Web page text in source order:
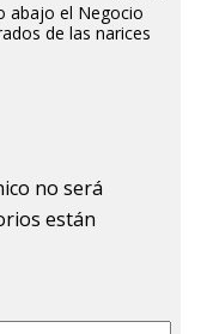
abajo el Negocio
de las narices
no será
están